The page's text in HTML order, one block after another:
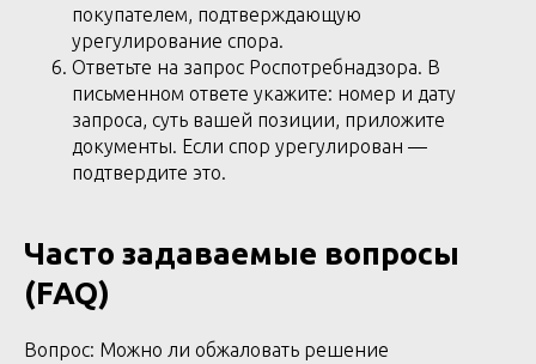
покупателем, подтверждающую
урегулирование спора.
Ответьте на запрос Роспотребнадзора. В
письменном ответе укажите: номер и дату
запроса, суть вашей позиции, приложите
документы. Если спор урегулирован —
подтвердите это.
Часто задаваемые вопросы
(FAQ)
Вопрос: Можно ли обжаловать решение